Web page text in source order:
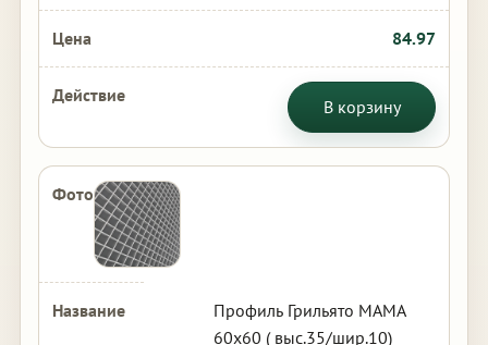
84.97
В корзину
Профиль Грильято МАМА
60х60 ( выс.35/шир.10)